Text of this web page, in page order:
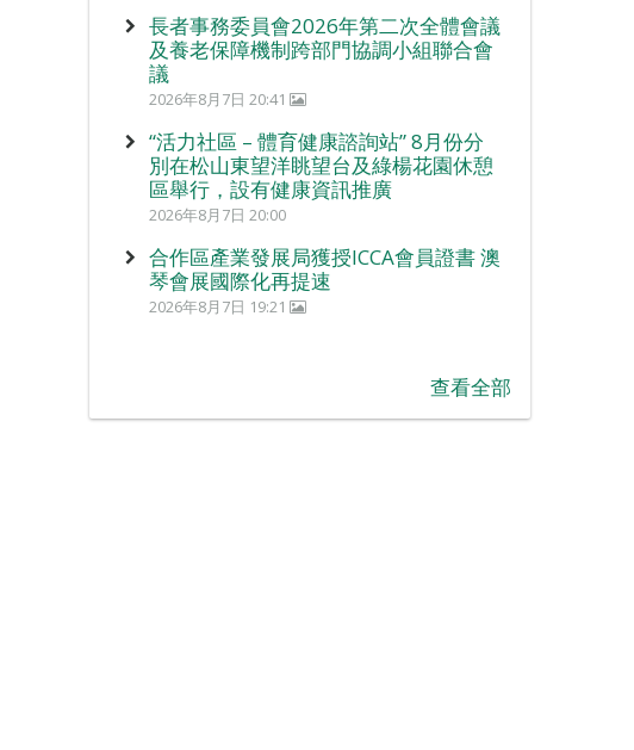
長者事務委員會2026年第二次全體會議
及養老保障機制跨部門協調小組聯合會
議
2026年8月7日 20:41
“活力社區 – 體育健康諮詢站” 8月份分
別在松山東望洋眺望台及綠楊花園休憩
區舉行，設有健康資訊推廣
2026年8月7日 20:00
合作區產業發展局獲授ICCA會員證書 澳
琴會展國際化再提速
2026年8月7日 19:21
查看全部